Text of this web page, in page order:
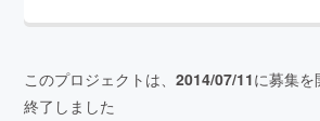
このプロジェクトは、 2014/07/11に募集を
終了しました